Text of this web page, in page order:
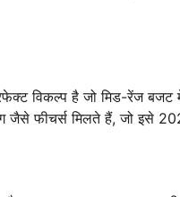
विकल्प है जो मिड-रेंज बजट
जैसे फीचर्स मिलते हैं, जो इसे